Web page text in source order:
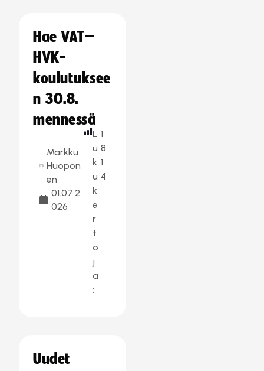
Hae VAT–
HVK-
koulutuksee
n 30.8.
mennessä
Markku
Huopon
en
01.07.2
026
L
u
k
u
k
e
r
t
o
j
a
:
1
8
1
4
Uudet